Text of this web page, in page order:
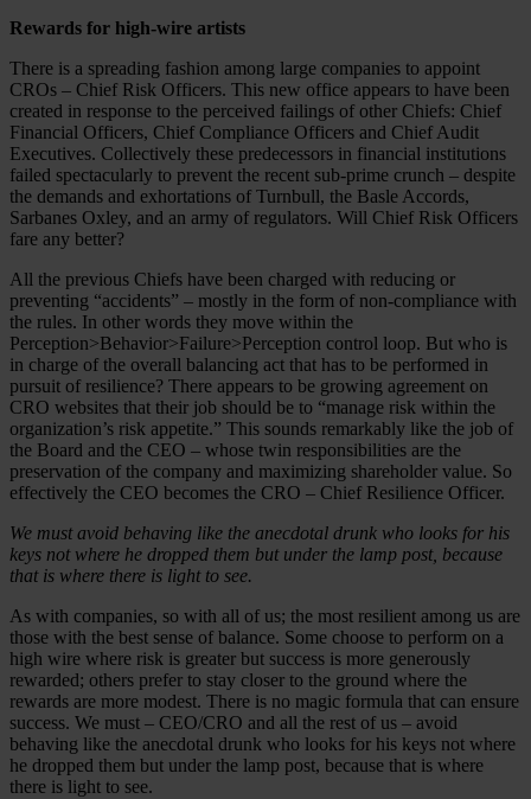
Rewards for high-wire artists
There is a spreading fashion among large companies to appoint
CROs – Chief Risk Officers. This new office appears to have been
created in response to the perceived failings of other Chiefs: Chief
Financial Officers, Chief Compliance Officers and Chief Audit
Executives. Collectively these predecessors in financial institutions
failed spectacularly to prevent the recent sub-prime crunch – despite
the demands and exhortations of Turnbull, the Basle Accords,
Sarbanes Oxley, and an army of regulators. Will Chief Risk Officers
fare any better?
All the previous Chiefs have been charged with reducing or
preventing “accidents” – mostly in the form of non-compliance with
the rules. In other words they move within the
Perception>Behavior>Failure>Percep­tion control loop. But who is
in charge of the overall balancing act that has to be performed in
pursuit of resilience? There appears to be growing agreement on
CRO websites that their job should be to “manage risk within the
organization’s risk appetite.” This sounds remarkably like the job of
the Board and the CEO – whose twin responsibilities are the
preservation of the company and maximizing shareholder value. So
effectively the CEO becomes the CRO – Chief Resilience Officer.
We must avoid behaving like the anecdotal drunk who looks for his
keys not where he dropped them but under the lamp post, because
that is where there is light to see.
As with companies, so with all of us; the most resilient among us are
those with the best sense of balance. Some choose to perform on a
high wire where risk is greater but success is more generously
rewarded; others prefer to stay closer to the ground where the
rewards are more modest. There is no magic formula that can ensure
success. We must – CEO/CRO and all the rest of us – avoid
behaving like the anecdotal drunk who looks for his keys not where
he dropped them but under the lamp post, because that is where
there is light to see.